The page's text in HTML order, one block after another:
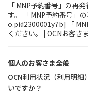
「 MNP予約番号」の再
す。 「 MNP予約番号」
o.pid2300001y7b] 「
ください。 | OCNお客さ
個人のお客さま全般
OCN利用状況（利用明細
いですか？